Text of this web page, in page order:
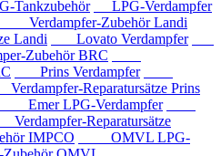
LPG-Verdampfer
Verdampfer-Zubehör Landi
Landi
Lovato Verdampfer
Zubehör BRC
Prins Verdampfer
Reparatursätze Prins
Emer LPG-Verdampfer
Reparatursätze
IMPCO
OMVL LPG-